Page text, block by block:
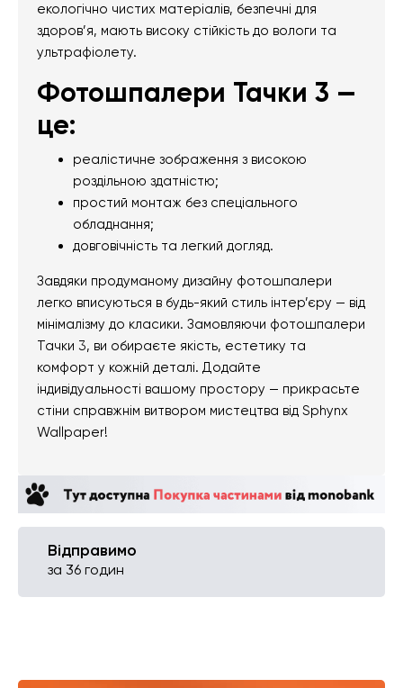
екологічно чистих матеріалів, безпечні для
здоров’я, мають високу стійкість до вологи та
ультрафіолету.
Фотошпалери Тачки 3 —
це:
реалістичне зображення з високою
роздільною здатністю;
простий монтаж без спеціального
обладнання;
довговічність та легкий догляд.
Завдяки продуманому дизайну фотошпалери
легко вписуються в будь-який стиль інтер’єру — від
мінімалізму до класики. Замовляючи фотошпалери
Тачки 3, ви обираєте якість, естетику та
комфорт у кожній деталі. Додайте
індивідуальності вашому простору — прикрасьте
стіни справжнім витвором мистецтва від Sphynx
Wallpaper!
Відправимо
за 36 годин